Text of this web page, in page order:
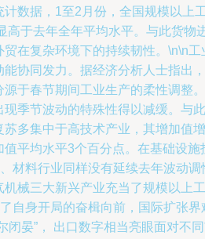
数据，1至2月份，全国规模以上
高于去年全年平均水平。与此货物
在复杂环境下的持续韧性。\n\n工
协同发力。据经济分析人士指出，
于春节期间工业生产的柔性调整。
季节波动的特殊性得以减缓。与此
多集中于高技术产业，其增加值增
平均水平3个百分点。在基础设施
材料行业同样没有延续去年波动调
械三大新兴产业充当了规模以上工
自身开局的奋楫向前，国际扩张界
闭晏”， 出口数字相当亮眼面对不